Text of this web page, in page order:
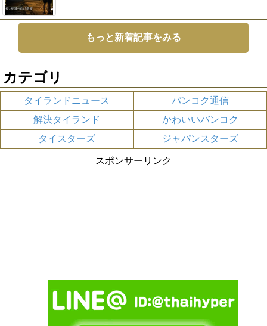
もっと新着記事をみる
カテゴリ
タイランドニュース
バンコク通信
解決タイランド
かわいいバンコク
タイスターズ
ジャパンスターズ
スポンサーリンク